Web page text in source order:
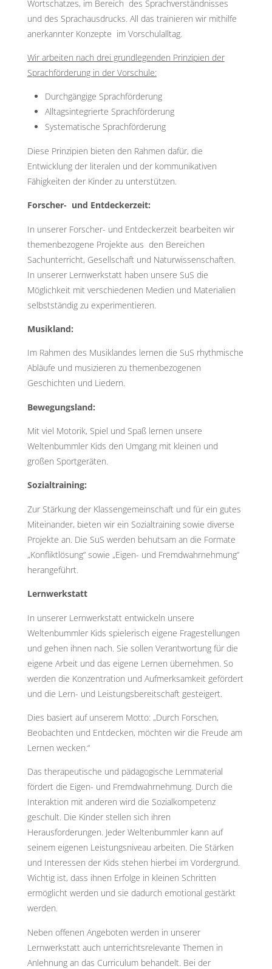
Wortschatzes, im Bereich des Sprachverständnisses
und des Sprachausdrucks. All das trainieren wir mithilfe
anerkannter Konzepte im Vorschulalltag.
Wir arbeiten nach drei grundlegenden Prinzipien der
Sprachförderung in der Vorschule:
Durchgängige Sprachförderung
Alltagsintegrierte Sprachförderung
Systematische Sprachförderung
Diese Prinzipien bieten den Rahmen dafür, die
Entwicklung der literalen und der kommunikativen
Fähigkeiten der Kinder zu unterstützen.
Forscher- und Entdeckerzeit:
In unserer Forscher- und Entdeckerzeit bearbeiten wir
themenbezogene Projekte aus den Bereichen
Sachunterricht, Gesellschaft und Naturwissenschaften.
In unserer Lernwerkstatt haben unsere SuS die
Möglichkeit mit verschiedenen Medien und Materialien
selbstständig zu experimentieren.
Musikland:
Im Rahmen des Musiklandes lernen die SuS rhythmische
Abläufe und musizieren zu themenbezogenen
Geschichten und Liedern.
Bewegungsland:
Mit viel Motorik, Spiel und Spaß lernen unsere
Weltenbummler Kids den Umgang mit kleinen und
großen Sportgeräten.
Sozialtraining:
Zur Stärkung der Klassengemeinschaft und für ein gutes
Miteinander, bieten wir ein Sozialtraining sowie diverse
Projekte an. Die SuS werden behutsam an die Formate
„Konfliktlösung“ sowie „Eigen- und Fremdwahrnehmung“
herangeführt.
Lernwerkstatt
In unserer Lernwerkstatt entwickeln unsere
Weltenbummler Kids spielerisch eigene Fragestellungen
und gehen ihnen nach. Sie sollen Verantwortung für die
eigene Arbeit und das eigene Lernen übernehmen. So
werden die Konzentration und Aufmerksamkeit gefördert
und die Lern- und Leistungsbereitschaft gesteigert.
Dies basiert auf unserem Motto: „Durch Forschen,
Beobachten und Entdecken, möchten wir die Freude am
Lernen wecken.“
Das therapeutische und pädagogische Lernmaterial
fördert die Eigen- und Fremdwahrnehmung. Durch die
Interaktion mit anderen wird die Sozialkompetenz
geschult. Die Kinder stellen sich ihren
Herausforderungen. Jeder Weltenbummler kann auf
seinem eigenen Leistungsniveau arbeiten. Die Stärken
und Interessen der Kids stehen hierbei im Vordergrund.
Wichtig ist, dass ihnen Erfolge in kleinen Schritten
ermöglicht werden und sie dadurch emotional gestärkt
werden.
Neben offenen Angeboten werden in unserer
Lernwerkstatt auch unterrichtsrelevante Themen in
Anlehnung an das Curriculum behandelt. Bei der